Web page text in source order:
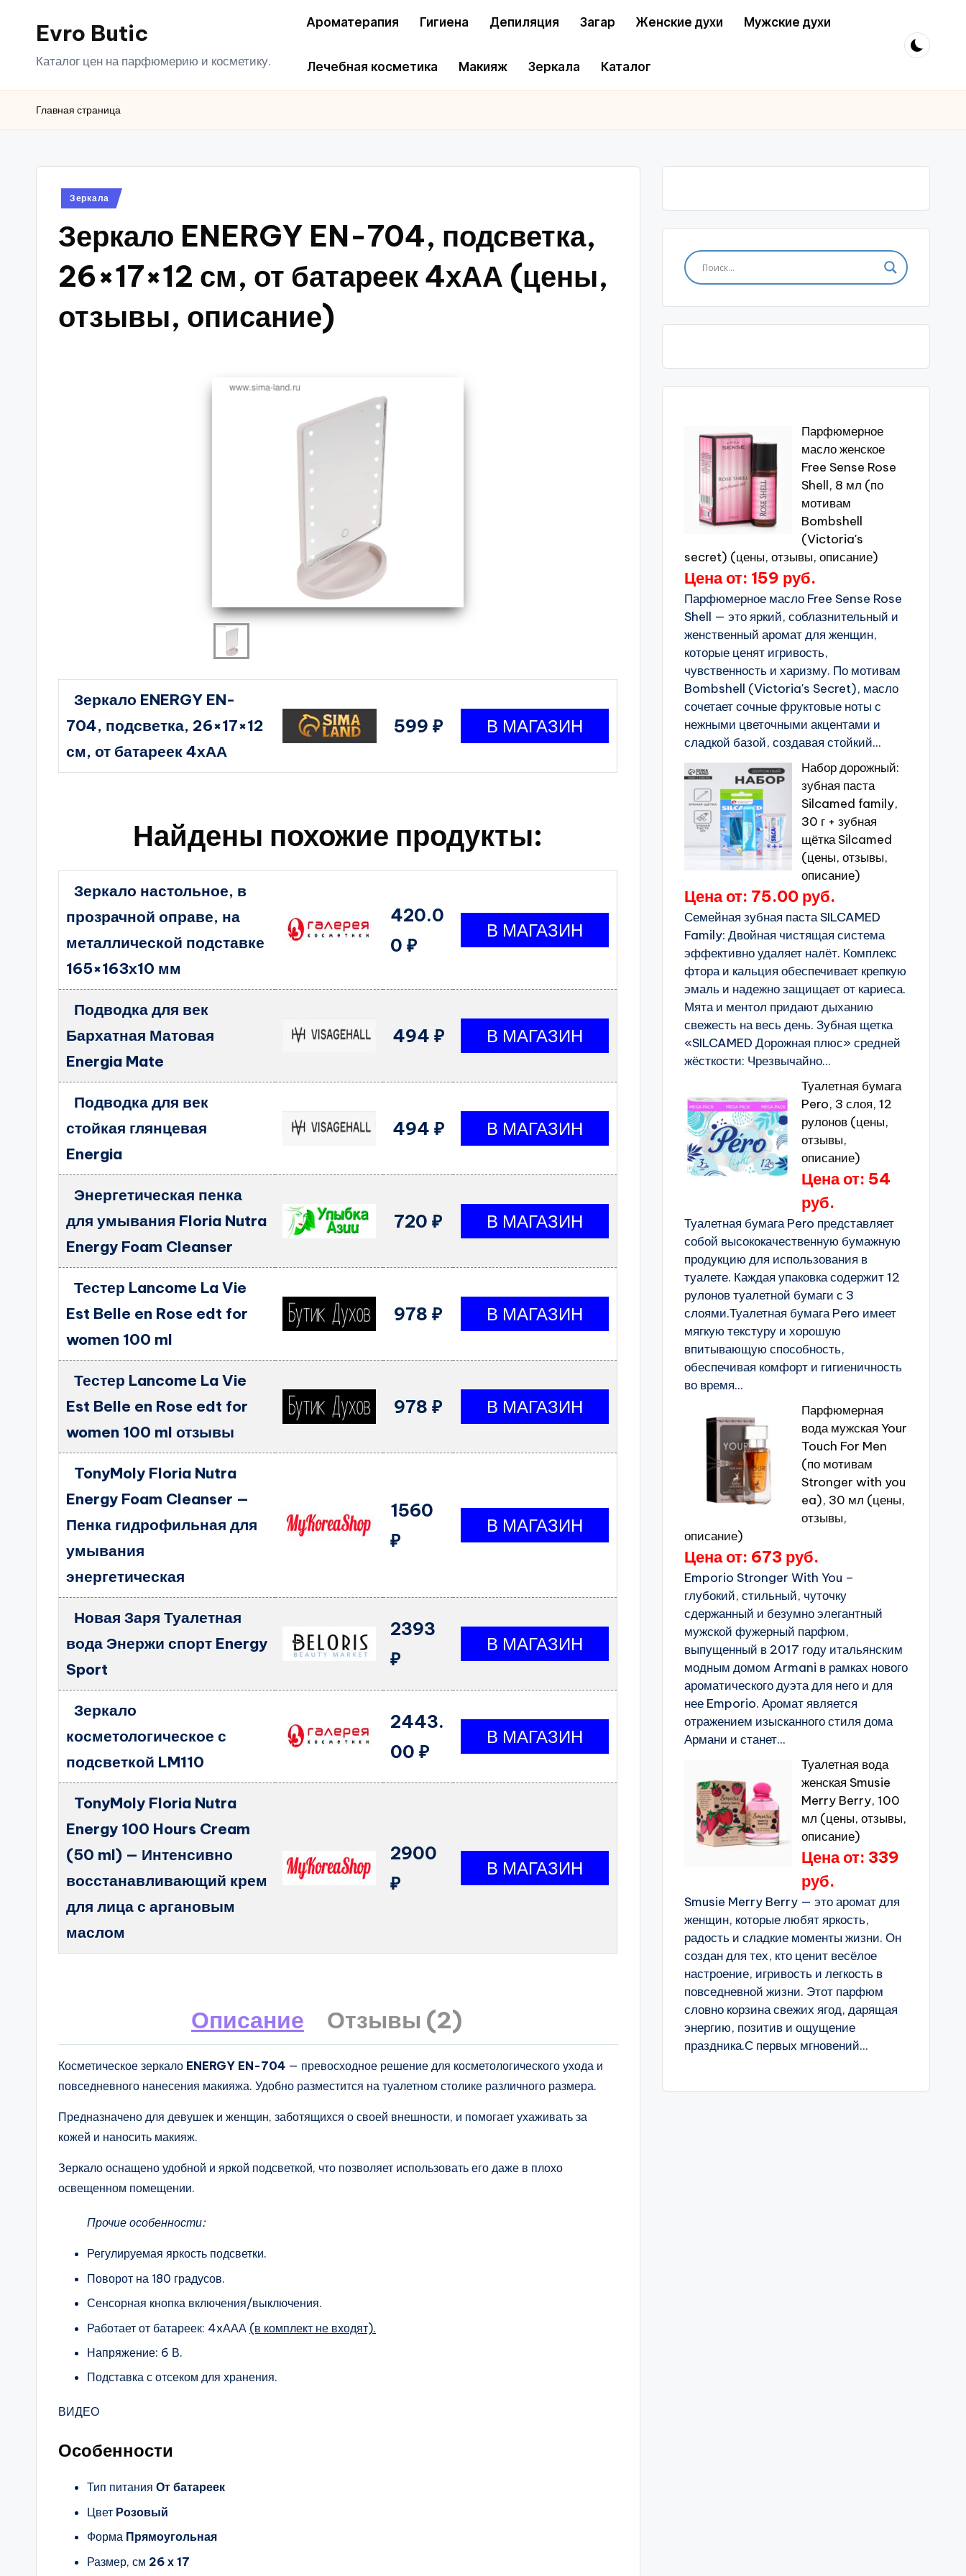
ПерейтиEvro Butic
Каталог цен на парфюмерию и косметику.
Ароматерапия Гигиена Депиляция Загар Женские духи Мужские духи
Лечебная косметика Макияж Зеркала Каталог
Главная страница
Опубликовано
Зеркала
Зеркало ENERGY EN-704, подсветка,
26×17×12 см, от батареек 4хАА (цены,
отзывы, описание)
Зеркало ENERGY EN-
704, подсветка, 26×17×12
см, от батареек 4хАА
599 ₽
Найдены похожие продукты:
Зеркало настольное, в
прозрачной оправе, на
металлической подставке
165×163х10 мм
420.0
0 ₽
Подводка для век
Бархатная Матовая
Energia Mate
494 ₽
Подводка для век
стойкая глянцевая
Energia
494 ₽
Энергетическая пенка
для умывания Floria Nutra
Energy Foam Cleanser
720 ₽
Тестер Lancome La Vie
Est Belle en Rose edt for
women 100 ml
978 ₽
Тестер Lancome La Vie
Est Belle en Rose edt for
women 100 ml отзывы
978 ₽
TonyMoly Floria Nutra
Energy Foam Cleanser —
Пенка гидрофильная для
умывания
энергетическая
1560
₽
Новая Заря Туалетная
вода Энержи спорт Energy
Sport
2393
₽
Зеркало
косметологическое с
подсветкой LM110
2443.
00 ₽
TonyMoly Floria Nutra
Energy 100 Hours Cream
(50 ml) — Интенсивно
восстанавливающий крем
для лица с аргановым
маслом
2900
₽
Описание Отзывы (2)
Косметическое зеркало ENERGY EN-704 — превосходное решение для косметологического ухода и
повседневного нанесения макияжа. Удобно разместится на туалетном столике различного размера.
Предназначено для девушек и женщин, заботящихся о своей внешности, и помогает ухаживать за
кожей и наносить макияж.
Зеркало оснащено удобной и яркой подсветкой, что позволяет использовать его даже в плохо
освещенном помещении.
Прочие особенности:
Регулируемая яркость подсветки.
Поворот на 180 градусов.
Сенсорная кнопка включения/выключения.
Работает от батареек: 4xААА (в комплект не входят).
Напряжение: 6 В.
Подставка с отсеком для хранения.
ВИДЕО
Особенности
Тип питания От батареек
Цвет Розовый
Форма Прямоугольная
Размер, см 26 х 17
Парфюмерное
масло женское
Free Sense Rose
Shell, 8 мл (по
мотивам
Bombshell
(Victoria's
secret) (цены, отзывы, описание)
Цена от: 159 руб.
Парфюмерное масло Free Sense Rose
Shell — это яркий, соблазнительный и
женственный аромат для женщин,
которые ценят игривость,
чувственность и харизму. По мотивам
Bombshell (Victoria's Secret), масло
сочетает сочные фруктовые ноты с
нежными цветочными акцентами и
сладкой базой, создавая стойкий...
Набор дорожный:
зубная паста
Silcamed family,
30 г + зубная
щётка Silcamed
(цены, отзывы,
описание)
Цена от: 75.00 руб.
Семейная зубная паста SILCAMED
Family: Двойная чистящая система
эффективно удаляет налёт. Комплекс
фтора и кальция обеспечивает крепкую
эмаль и надежно защищает от кариеса.
Мята и ментол придают дыханию
свежесть на весь день. Зубная щетка
«SILCAMED Дорожная плюс» средней
жёсткости: Чрезвычайно...
Туалетная бумага
Pero, 3 слоя, 12
рулонов (цены,
отзывы,
описание)
Цена от: 54
руб.
Туалетная бумага Pero представляет
собой высококачественную бумажную
продукцию для использования в
туалете. Каждая упаковка содержит 12
рулонов туалетной бумаги с 3
слоями.Туалетная бумага Pero имеет
мягкую текстуру и хорошую
впитывающую способность,
обеспечивая комфорт и гигиеничность
во время...
Парфюмерная
вода мужская Your
Touch For Men
(по мотивам
Stronger with you
ea), 30 мл (цены,
отзывы,
описание)
Цена от: 673 руб.
Emporio Stronger With You –
глубокий, стильный, чуточку
сдержанный и безумно элегантный
мужской фужерный парфюм,
выпущенный в 2017 году итальянским
модным домом Armani в рамках нового
ароматического дуэта для него и для
нее Emporio. Аромат является
отражением изысканного стиля дома
Армани и станет...
Туалетная вода
женская Smusie
Merry Berry, 100
мл (цены, отзывы,
описание)
Цена от: 339
руб.
Smusie Merry Berry — это аромат для
женщин, которые любят яркость,
радость и сладкие моменты жизни. Он
создан для тех, кто ценит весёлое
настроение, игривость и легкость в
повседневной жизни. Этот парфюм
словно корзина свежих ягод, дарящая
энергию, позитив и ощущение
праздника.С первых мгновений...